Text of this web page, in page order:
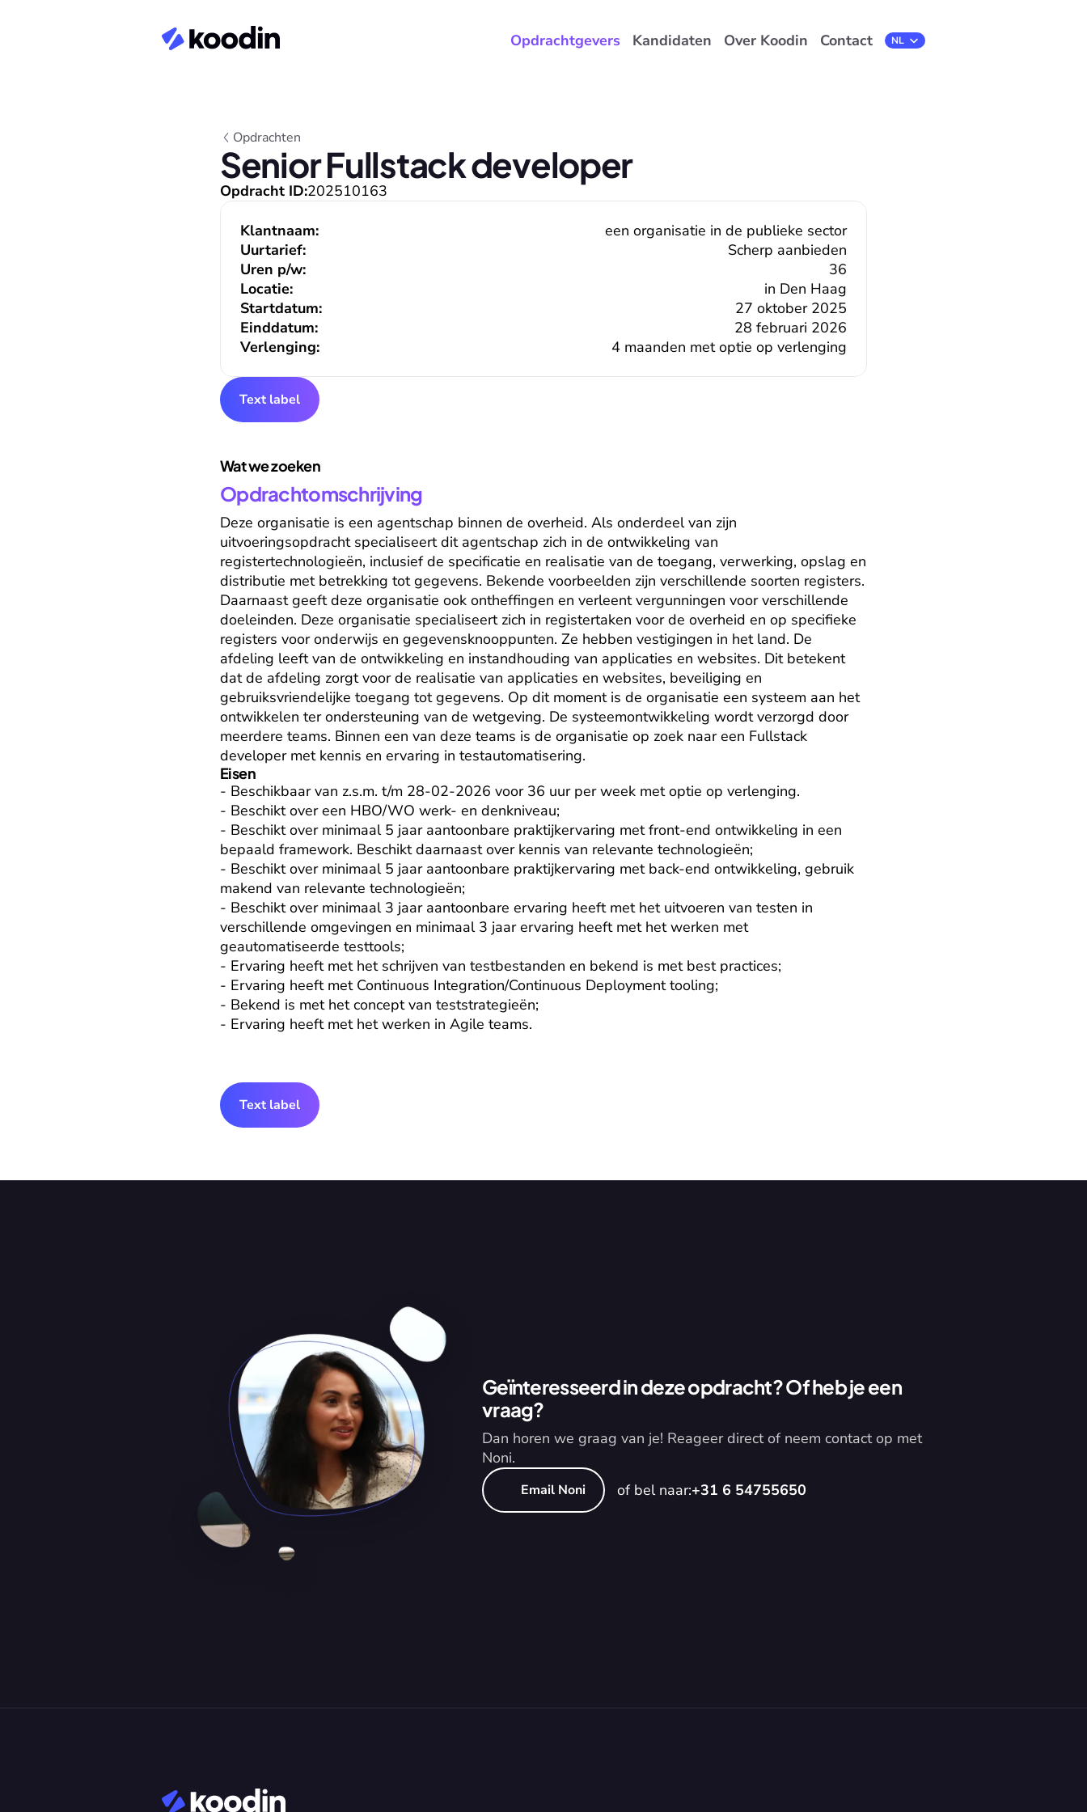
Opdrachtgevers Kandidaten Over Koodin Contact Select Language
NL
Opdrachten
Senior Fullstack developer
Opdracht ID:202510163
Startdatum:
27 oktober 2025
Einddatum:
28 februari 2026
Verlenging:
4 maanden met optie op verlenging
Klantnaam:
een organisatie in de publieke sector
Uurtarief:
Scherp aanbieden
Uren p/w:
36
Locatie:
in Den Haag
Text label
Wat we zoeken
Opdrachtomschrijving
Deze organisatie is een agentschap binnen de overheid. Als onderdeel van zijn
uitvoeringsopdracht specialiseert dit agentschap zich in de ontwikkeling van
registertechnologieën, inclusief de specificatie en realisatie van de toegang, verwerking, opslag en
distributie met betrekking tot gegevens. Bekende voorbeelden zijn verschillende soorten registers.
Daarnaast geeft deze organisatie ook ontheffingen en verleent vergunningen voor verschillende
doeleinden. Deze organisatie specialiseert zich in registertaken voor de overheid en op specifieke
registers voor onderwijs en gegevensknooppunten. Ze hebben vestigingen in het land. De
afdeling leeft van de ontwikkeling en instandhouding van applicaties en websites. Dit betekent
dat de afdeling zorgt voor de realisatie van applicaties en websites, beveiliging en
gebruiksvriendelijke toegang tot gegevens. Op dit moment is de organisatie een systeem aan het
ontwikkelen ter ondersteuning van de wetgeving. De systeemontwikkeling wordt verzorgd door
meerdere teams. Binnen een van deze teams is de organisatie op zoek naar een Fullstack
developer met kennis en ervaring in testautomatisering.
Eisen
- Beschikbaar van z.s.m. t/m 28-02-2026 voor 36 uur per week met optie op verlenging.
- Beschikt over een HBO/WO werk- en denkniveau;
- Beschikt over minimaal 5 jaar aantoonbare praktijkervaring met front-end ontwikkeling in een
bepaald framework. Beschikt daarnaast over kennis van relevante technologieën;
- Beschikt over minimaal 5 jaar aantoonbare praktijkervaring met back-end ontwikkeling, gebruik
makend van relevante technologieën;
- Beschikt over minimaal 3 jaar aantoonbare ervaring heeft met het uitvoeren van testen in
verschillende omgevingen en minimaal 3 jaar ervaring heeft met het werken met
geautomatiseerde testtools;
- Ervaring heeft met het schrijven van testbestanden en bekend is met best practices;
- Ervaring heeft met Continuous Integration/Continuous Deployment tooling;
- Bekend is met het concept van teststrategieën;
- Ervaring heeft met het werken in Agile teams.
Text label
Geïnteresseerd in deze opdracht? Of heb je een
vraag?
Dan horen we graag van je! Reageer direct of neem contact op met
Noni.
Email Noni of bel naar:+31 6 54755650